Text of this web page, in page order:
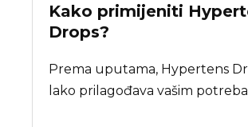
Kako primijeniti
Drops?
Prema uputama, Hypertens
lako prilagođava vašim